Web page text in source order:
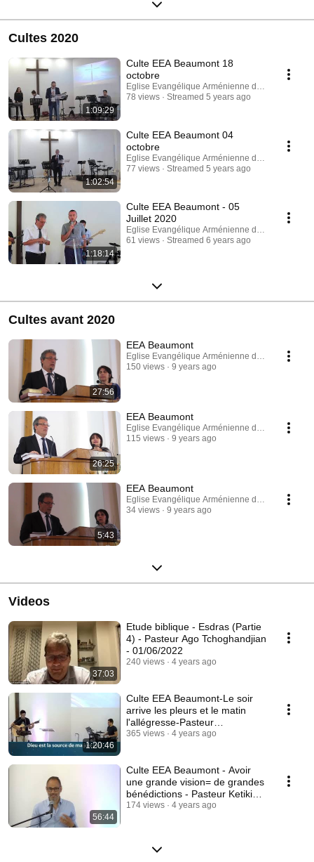
Cultes 2020
1:09:29
Culte EEA Beaumont 18
octobre
Eglise Evangélique Arménienne de Beaumont
78 views
Streamed 5 years ago
1:02:54
Culte EEA Beaumont 04
octobre
Eglise Evangélique Arménienne de Beaumont
77 views
Streamed 5 years ago
1:18:14
Culte EEA Beaumont - 05
Juillet 2020
Eglise Evangélique Arménienne de Beaumont
61 views
Streamed 6 years ago
Cultes avant 2020
27:56
EEA Beaumont
Eglise Evangélique Arménienne de Beaumont
150 views
9 years ago
26:25
EEA Beaumont
Eglise Evangélique Arménienne de Beaumont
115 views
9 years ago
5:43
EEA Beaumont
Eglise Evangélique Arménienne de Beaumont
34 views
9 years ago
Videos
37:03
Etude biblique - Esdras (Partie
4) - Pasteur Ago Tchoghandjian
- 01/06/2022
240 views 4 years ago
1:20:46
Culte EEA Beaumont-Le soir
arrive les pleurs et le matin
l'allégresse-Pasteur
Tchoghandjian-29/05/22
365 views 4 years ago
56:44
Culte EEA Beaumont - Avoir
une grande vision= de grandes
bénédictions - Pasteur Ketikian
- 22/05/22
174 views 4 years ago